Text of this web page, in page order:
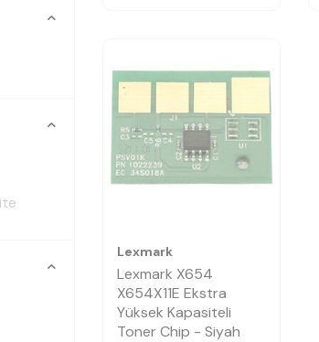
Lexmark
Lexmark X654
X654X11E Ekstra
Yüksek Kapasiteli
Toner Chip - Siyah